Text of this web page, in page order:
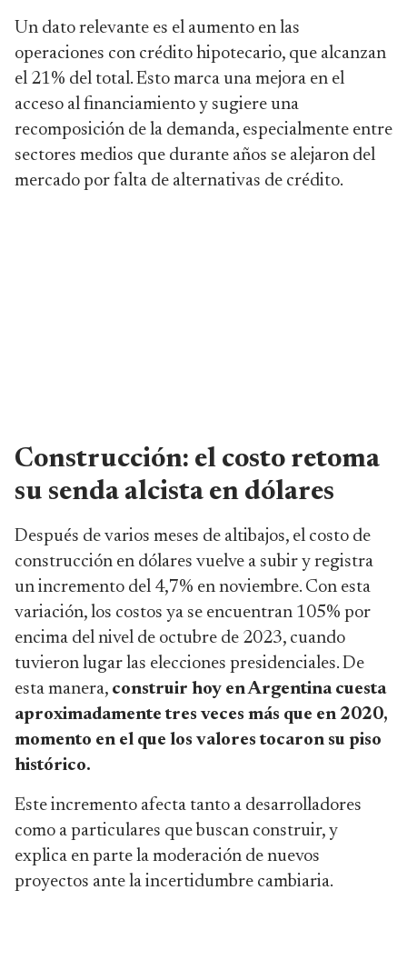
Un dato relevante es el aumento en las
operaciones con crédito hipotecario, que alcanzan
el 21% del total. Esto marca una mejora en el
acceso al financiamiento y sugiere una
recomposición de la demanda, especialmente entre
sectores medios que durante años se alejaron del
mercado por falta de alternativas de crédito.
Construcción: el costo retoma
su senda alcista en dólares
Después de varios meses de altibajos, el costo de
construcción en dólares vuelve a subir y registra
un incremento del 4,7% en noviembre. Con esta
variación, los costos ya se encuentran 105% por
encima del nivel de octubre de 2023, cuando
tuvieron lugar las elecciones presidenciales. De
esta manera, construir hoy en Argentina cuesta
aproximadamente tres veces más que en 2020,
momento en el que los valores tocaron su piso
histórico.
Este incremento afecta tanto a desarrolladores
como a particulares que buscan construir, y
explica en parte la moderación de nuevos
proyectos ante la incertidumbre cambiaria.